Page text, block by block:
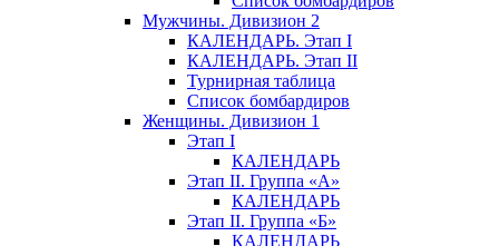
Мужчины. Дивизион 2
КАЛЕНДАРЬ. Этап I
КАЛЕНДАРЬ. Этап II
Турнирная таблица
Список бомбардиров
Женщины. Дивизион 1
Этап I
КАЛЕНДАРЬ
Этап II. Группа «А»
КАЛЕНДАРЬ
Этап II. Группа «Б»
КАЛЕНДАРЬ